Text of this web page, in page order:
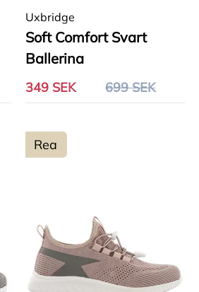
Uxbridge
Soft Comfort Svart
Ballerina
349 SEK 699 SEK
Rea